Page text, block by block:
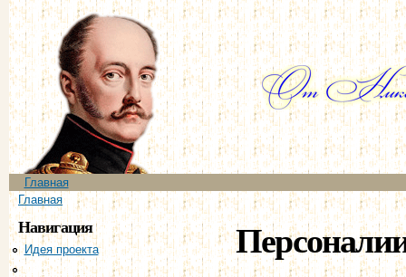
Главное меню
Главная
Вы здесь
Главная
Навигация
Идея проекта
Персоналии